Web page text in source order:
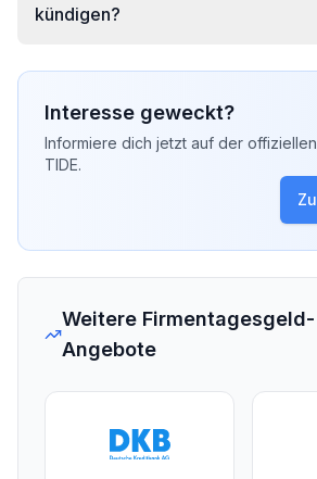
kündigen?
Interesse geweckt?
Informiere dich jetzt auf der
TIDE.
Weitere Firmentagesgeld-
Angebote